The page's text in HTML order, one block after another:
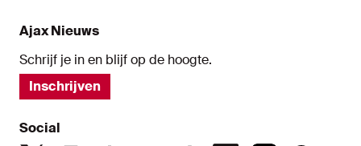
Ajax Nieuws
Schrijf je in en blijf op de hoogte.
Inschrijven
Social